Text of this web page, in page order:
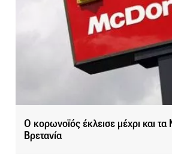
Ο κορωνοϊός έκλεισε μέχρι και τα
Βρετανία